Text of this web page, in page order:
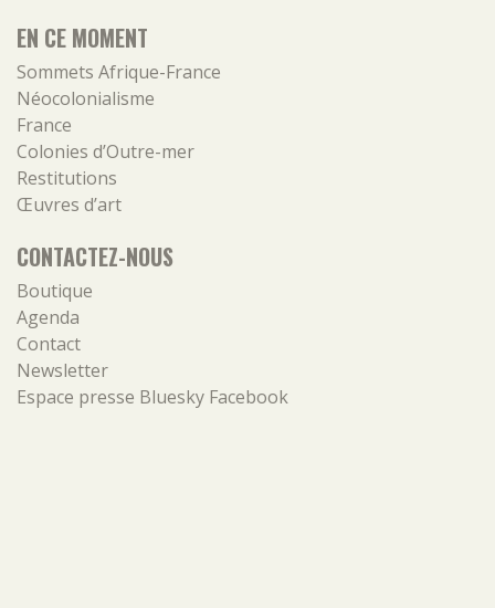
EN CE MOMENT
Sommets Afrique-France
Néocolonialisme
France
Colonies d’Outre-mer
Restitutions
Œuvres d’art
CONTACTEZ-NOUS
Boutique
Agenda
Contact
Newsletter
Espace presse Bluesky Facebook